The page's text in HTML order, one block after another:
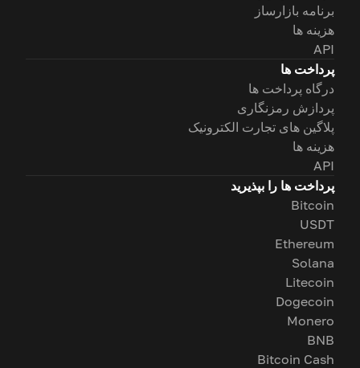
برنامه بازارساز
هزینه ها
API
پرداخت ها
درگاه پرداخت ها
پردازش رمزنگاری
پلاگین های تجارت الکترونیک
هزینه ها
API
پرداخت ها را بپذیرید
Bitcoin
USDT
Ethereum
Solana
Litecoin
Dogecoin
Monero
BNB
Bitcoin Cash